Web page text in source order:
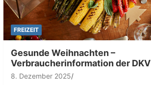
FREIZEIT
Gesunde Weihnachten –
Verbraucherinformation der DKV
8. Dezember 2025